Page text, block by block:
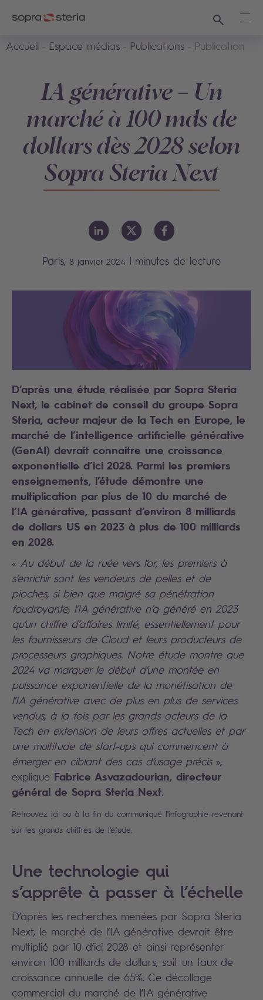
Recherche
Accueil
Espace médias Publications Publication
IA générative – Un
marché à 100 mds de
dollars dès 2028 selon
Sopra Steria Next
Paris, 8 janvier 2024 | minutes de lecture
D’après une étude réalisée par Sopra Steria
Next, le cabinet de conseil du groupe Sopra
Steria, acteur majeur de la Tech en Europe, le
marché de l’intelligence artificielle générative
(GenAI) devrait connaitre une croissance
exponentielle d’ici 2028. Parmi les premiers
enseignements, l’étude démontre une
multiplication par plus de 10 du marché de
l’IA générative, passant d’environ 8 milliards
de dollars US en 2023 à plus de 100 milliards
en 2028.
« Au début de la ruée vers l’or, les premiers à
s’enrichir sont les vendeurs de pelles et de
pioches, si bien que malgré sa pénétration
foudroyante, l’IA générative n’a généré en 2023
qu’un chiffre d’affaires limité, essentiellement pour
les fournisseurs de Cloud et leurs producteurs de
processeurs graphiques. Notre étude montre que
2024 va marquer le début d’une montée en
puissance exponentielle de la monétisation de
l’IA générative avec de plus en plus de services
vendus, à la fois par les grands acteurs de la
Tech en extension de leurs offres actuelles et par
une multitude de start-ups qui commencent à
émerger en ciblant des cas d’usage précis »,
explique Fabrice Asvazadourian, directeur
général de Sopra Steria Next.
Retrouvez ici ou à la fin du communiqué l'infographie revenant
sur les grands chiffres de l'étude.
Une technologie qui
s’apprête à passer à l’échelle
D’après les recherches menées par Sopra Steria
Next, le marché de l’IA générative devrait être
multiplié par 10 d’ici 2028 et ainsi représenter
environ 100 milliards de dollars, soit un taux de
croissance annuelle de 65%. Ce décollage
commercial du marché de l’IA générative